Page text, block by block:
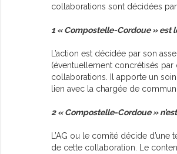
collaborations sont décidées
1 « Compostelle-Cordoue » est
L’action est décidée par son
(éventuellement concrétisés par
collaborations. Il apporte un
lien avec la chargée de
2 « Compostelle-Cordoue »
L’AG ou le comité décide
de cette collaboration. Le